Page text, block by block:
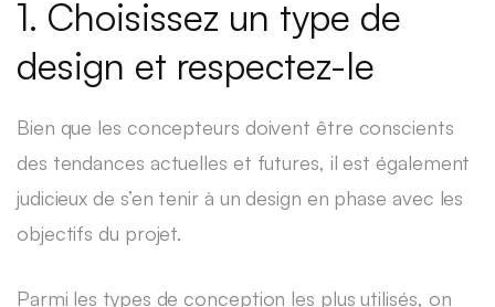
1. Choisissez un type de
design et respectez-le
Bien que les concepteurs doivent être conscients
des tendances actuelles et futures, il est également
judicieux de s’en tenir à un design en phase avec les
objectifs du projet.
Parmi les types de conception les plus utilisés, on